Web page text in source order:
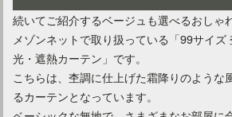
ポイントを押さえたカーテンの選び方！お
続いてご紹介するベージュも選べるおしゃ
メゾンネットで取り扱っている「99サイズ
光・遮熱カーテン」です。
こちらは、杢調に仕上げた霜降りのような
るカーテンとなっています。